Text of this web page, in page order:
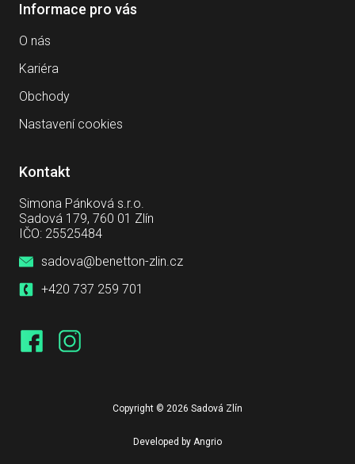
Informace pro vás
O nás
Kariéra
Obchody
Nastavení cookies
Kontakt
Simona Pánková s.r.o.
Sadová 179, 760 01 Zlín
IČO: 25525484
sadova@benetton-zlin.cz
+420 737 259 701
Copyright © 2026 Sadová Zlín
Developed by Angrio